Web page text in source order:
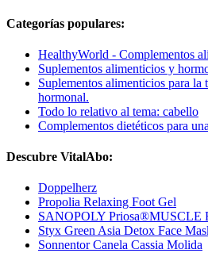
Categorías populares:
HealthyWorld - Complementos
Suplementos alimenticios y
Suplementos alimenticios para
hormonal.
Todo lo relativo al tema: cabello
Complementos dietéticos para
Descubre VitalAbo:
Doppelherz
Propolia Relaxing Foot Gel
SANOPOLY
Styx Green Asia Detox Face
Sonnentor Canela Cassia Molida